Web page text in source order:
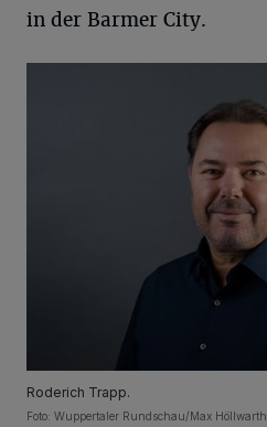
in der Barmer City.
Roderich Trapp.
Foto: Wuppertaler Rundschau/Max Höllwarth